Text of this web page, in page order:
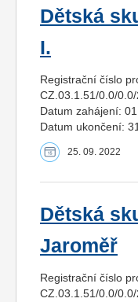
Dětská
I.
Registrační číslo
CZ.03.1.51/0.0/
Datum zahájení:
Datum ukončení:
25. 09. 2022
Dětská
Jaroměř
Registrační číslo
CZ.03.1.51/0.0/